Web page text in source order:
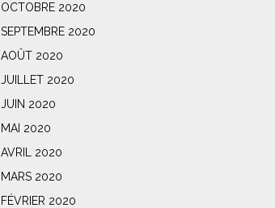
OCTOBRE 2020
SEPTEMBRE 2020
AOÛT 2020
JUILLET 2020
JUIN 2020
MAI 2020
AVRIL 2020
MARS 2020
FÉVRIER 2020